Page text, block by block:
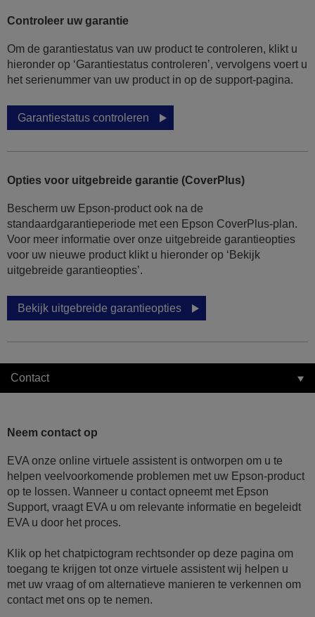
Controleer uw garantie
Om de garantiestatus van uw product te controleren, klikt u
hieronder op ‘Garantiestatus controleren’, vervolgens voert u
het serienummer van uw product in op de support-pagina.
Garantiestatus controleren
Opties voor uitgebreide garantie (CoverPlus)
Bescherm uw Epson-product ook na de
standaardgarantieperiode met een Epson CoverPlus-plan.
Voor meer informatie over onze uitgebreide garantieopties
voor uw nieuwe product klikt u hieronder op ‘Bekijk
uitgebreide garantieopties’.
Bekijk uitgebreide garantieopties
Contact
Neem contact op
EVA onze online virtuele assistent is ontworpen om u te
helpen veelvoorkomende problemen met uw Epson-product
op te lossen. Wanneer u contact opneemt met Epson
Support, vraagt EVA u om relevante informatie en begeleidt
EVA u door het proces.
Klik op het chatpictogram rechtsonder op deze pagina om
toegang te krijgen tot onze virtuele assistent wij helpen u
met uw vraag of om alternatieve manieren te verkennen om
contact met ons op te nemen.